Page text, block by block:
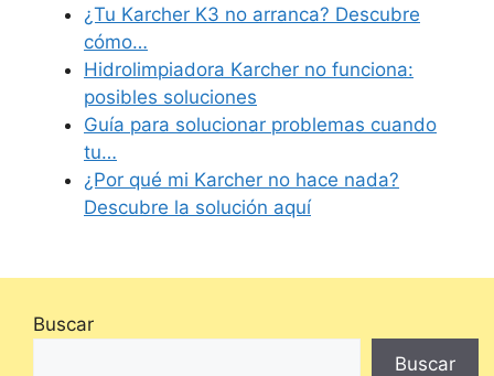
¿Tu Karcher K3 no arranca? Descubre
cómo…
Hidrolimpiadora Karcher no funciona:
posibles soluciones
Guía para solucionar problemas cuando
tu…
¿Por qué mi Karcher no hace nada?
Descubre la solución aquí
Buscar
Buscar